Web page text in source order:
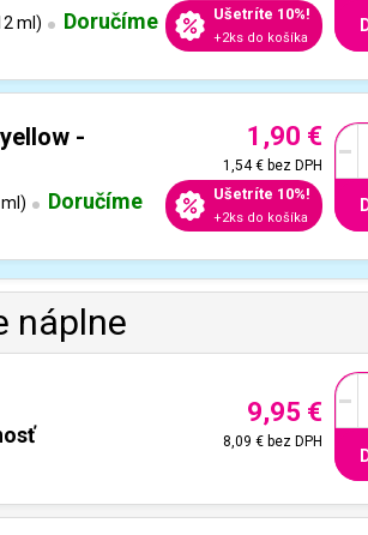
ml)
Doručíme
Ušetríte 10%!
+2ks do košíka
-
Doručíme
1,90 €
1,54 €bez DPH
Ušetríte 10%!
+2ks do košíka
-
náplne
9,95 €
8,09 €bez DPH
-